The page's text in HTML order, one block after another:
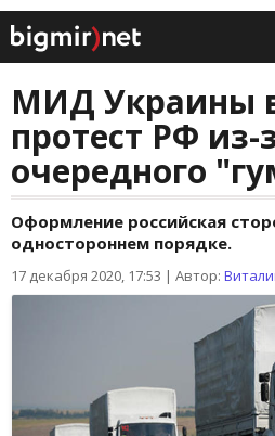
МИД Украины
протест РФ из-
очередного
Оформление российская
одностороннем порядке.
17 декабря 2020, 17:53 | Автор: